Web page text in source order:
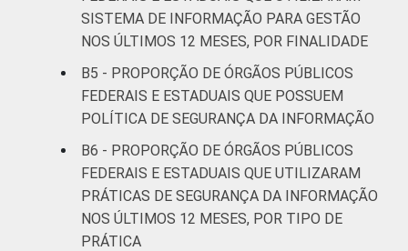
SISTEMA DE INFORMAÇÃO PARA GESTÃO
NOS ÚLTIMOS 12 MESES, POR FINALIDADE
B5 - PROPORÇÃO DE ÓRGÃOS PÚBLICOS
FEDERAIS E ESTADUAIS QUE POSSUEM
POLÍTICA DE SEGURANÇA DA INFORMAÇÃO
B6 - PROPORÇÃO DE ÓRGÃOS PÚBLICOS
FEDERAIS E ESTADUAIS QUE UTILIZARAM
PRÁTICAS DE SEGURANÇA DA INFORMAÇÃO
NOS ÚLTIMOS 12 MESES, POR TIPO DE
PRÁTICA